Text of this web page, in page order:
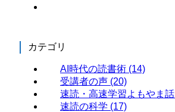
カテゴリ
AI時代の読書術 (14)
受講者の声 (20)
速読・高速学習よもやま話
速読の科学 (17)